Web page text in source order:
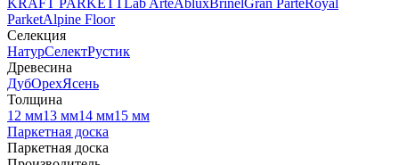
KRAFT PARKETTLab ArteAbluxBrinelGran ParteRoyal
ParketAlpine Floor
Селекция
НатурСелектРустик
Древесина
ДубОрехЯсень
Толщина
12 мм13 мм14 мм15 мм
Паркетная доска
Паркетная доска